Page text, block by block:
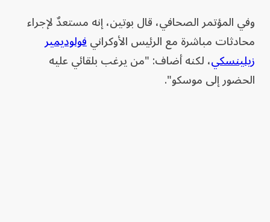
وفي المؤتمر الصحافي، قال بوتين، إنه مستعدٌ لإجراء
محادثات مباشرة مع الرئيس الأوكرانيفولوديمير
زيلينسكي، لكنه أضاف: "من يرغب بلقائي عليه
الحضور إلى موسكو".